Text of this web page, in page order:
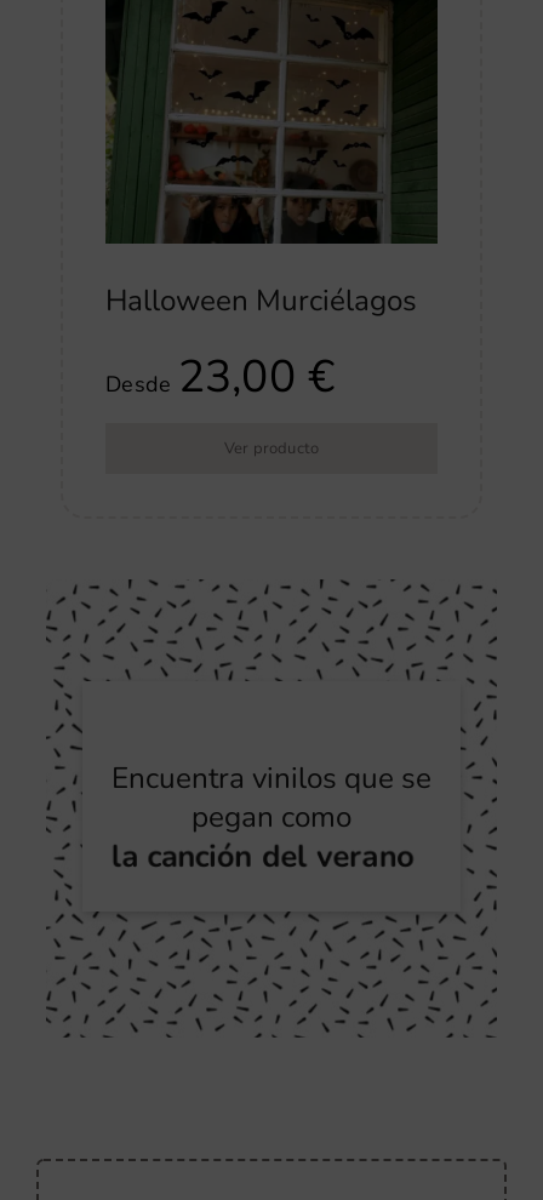
Halloween Murciélagos
Desde 23,00€
Ver producto
Encuentra vinilos que se
pegan como